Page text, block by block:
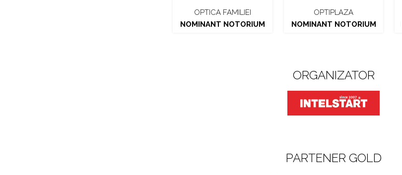
OPTICA FAMILIEI
NOMINANT NOTORIUM
OPTIPLAZA
NOMINANT NOTORIUM
ORGANIZATOR
PARTENER GOLD